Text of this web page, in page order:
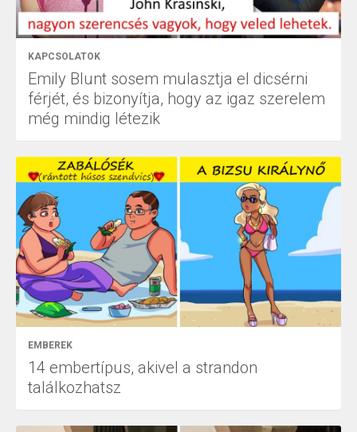
KAPCSOLATOK
Emily Blunt sosem mulasztja el dicsérni
férjét, és bizonyítja, hogy az igaz szerelem
még mindig létezik
EMBEREK
14 embertípus, akivel a strandon
találkozhatsz